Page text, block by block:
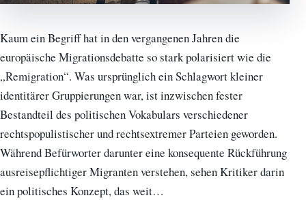
Kaum ein Begriff hat in den vergangenen Jahren die
europäische Migrationsdebatte so stark polarisiert wie die
„Remigration“. Was ursprünglich ein Schlagwort kleiner
identitärer Gruppierungen war, ist inzwischen fester
Bestandteil des politischen Vokabulars verschiedener
rechtspopulistischer und rechtsextremer Parteien geworden.
Während Befürworter darunter eine konsequente Rückführung
ausreisepflichtiger Migranten verstehen, sehen Kritiker darin
ein politisches Konzept, das weit…